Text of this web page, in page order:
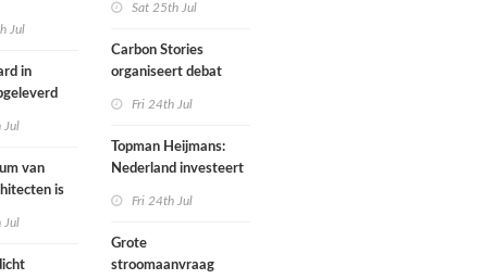
Jul
in
Jul
van
is
Jul
Sat 25th Jul
Carbon Stories
organiseert debat
Fri 24th Jul
Topman Heijmans:
Nederland investeert
Fri 24th Jul
Grote
stroomaanvraag